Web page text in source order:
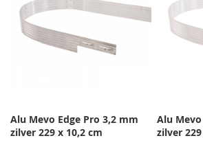
Alu Mevo Edge Pro 3,2 mm
zilver 229 x 10,2 cm
Alu
zilver